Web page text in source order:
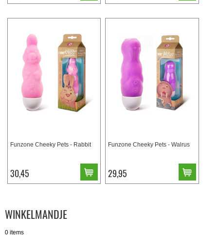
Funzone Cheeky Pets - Rabbit
30,45
Funzone Cheeky Pets - Walrus
29,95
WINKELMANDJE
0 items